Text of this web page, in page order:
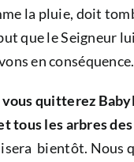
la pluie, doit
que le Seigneur
en
vous quitterez
tous les arbres
bientôt. Nous